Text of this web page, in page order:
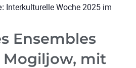
Interkulturelle Woche 2025 im
Ensembles
Mogiljow, mit